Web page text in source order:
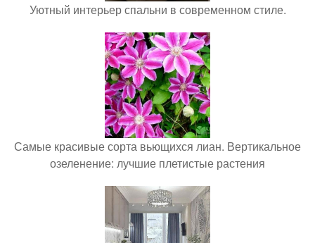
Уютный интерьер спальни в современном стиле.
Самые красивые сорта вьющихся лиан. Вертикальное
озеленение: лучшие плетистые растения